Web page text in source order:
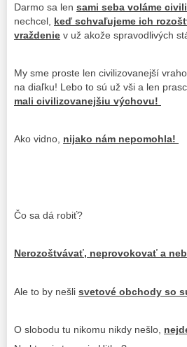
Darmo sa len sami seba voláme
nechcel, keď schvaľujeme ich
vraždenie v už akože spravodlivých
My sme proste len civilizovanejší
na diaľku! Lebo to sú už vši a len
mali civilizovanejšiu výchovu!
Ako vidno, nijako nám nepomohla!
Čo sa dá robiť?
Nerozoštvávať, neprovokovať a
Ale to by nešli svetové obchody so
O slobodu tu nikomu nikdy nešlo,